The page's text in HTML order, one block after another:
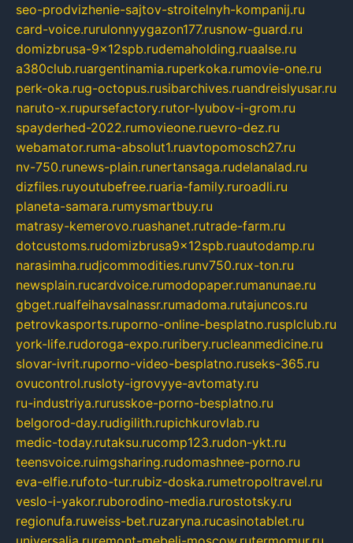
seo-prodvizhenie-sajtov-stroitelnyh-kompanij.ru
card-voice.rurulonnyygazon177.rusnow-guard.ru
domizbrusa-9x12spb.rudemaholding.ruaalse.ru
a380club.ruargentinamia.ruperkoka.rumovie-one.ru
perk-oka.rug-octopus.rusibarchives.ruandreislyusar.ru
naruto-x.rupursefactory.rutor-lyubov-i-grom.ru
spayderhed-2022.rumovieone.ruevro-dez.ru
webamator.ruma-absolut1.ruavtopomosch27.ru
nv-750.runews-plain.runertansaga.rudelanalad.ru
dizfiles.ruyoutubefree.ruaria-family.ruroadli.ru
planeta-samara.rumysmartbuy.ru
matrasy-kemerovo.ruashanet.rutrade-farm.ru
dotcustoms.rudomizbrusa9x12spb.ruautodamp.ru
narasimha.rudjcommodities.runv750.rux-ton.ru
newsplain.rucardvoice.rumodopaper.rumanunae.ru
gbget.rualfeihavsalnassr.rumadoma.rutajuncos.ru
petrovkasports.ruporno-online-besplatno.rusplclub.ru
york-life.rudoroga-expo.ruribery.rucleanmedicine.ru
slovar-ivrit.ruporno-video-besplatno.ruseks-365.ru
ovucontrol.rusloty-igrovyye-avtomaty.ru
ru-industriya.rurusskoe-porno-besplatno.ru
belgorod-day.rudigilith.rupichkurovlab.ru
medic-today.rutaksu.rucomp123.rudon-ykt.ru
teensvoice.ruimgsharing.rudomashnee-porno.ru
eva-elfie.rufoto-tur.rubiz-doska.rumetropoltravel.ru
veslo-i-yakor.ruborodino-media.rurostotsky.ru
regionufa.ruweiss-bet.ruzaryna.rucasinotablet.ru